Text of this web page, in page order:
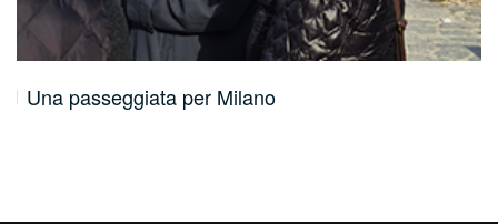
Una passeggiata per Milano